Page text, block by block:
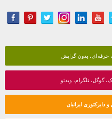
حرفه‌ای، بدون گرایش
گوگل، تلگرام، ویدئو
دایرکتوری ایرانیان